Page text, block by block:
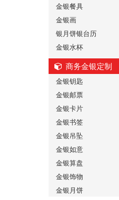
金银餐具
金银画
银月饼银台历
金银水杯
商务金银定制
金银钥匙
金银邮票
金银卡片
金银书签
金银吊坠
金银如意
金银算盘
金银饰物
金银月饼